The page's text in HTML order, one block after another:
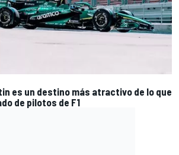
es un destino más atractivo de lo que
de pilotos de F1